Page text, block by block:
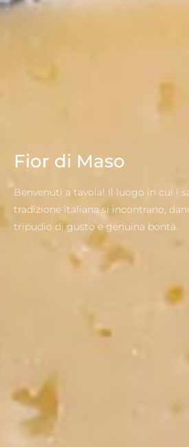
Fior di Maso
Benvenuti a tavola! Il luogo in cui i
tradizione italiana si incontrano,
tripudio di gusto e genuina bontà.